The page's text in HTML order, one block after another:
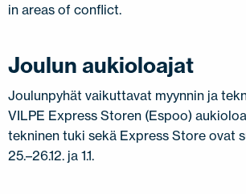
in areas of conflict.
Joulun aukioloajat
Joulunpyhät vaikuttavat myynnin ja
VILPE Express Storen (Espoo)
tekninen tuki sekä Express Store ovat
25.–26.12. ja 1.1.